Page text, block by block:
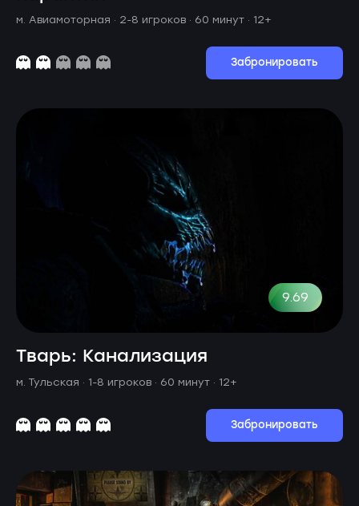
м. Авиамоторная · 2-8 игроков · 60 минут · 12+
Забронировать
9.69
Тварь: Канализация
м. Тульская · 1-8 игроков · 60 минут · 12+
Забронировать